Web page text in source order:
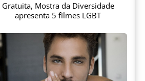
Gratuita, Mostra da Diversidade
apresenta 5 filmes LGBT